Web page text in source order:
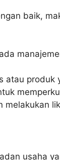
baik,
atau produk
melakukan
usaha